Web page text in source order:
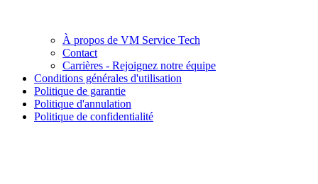
À propos de VM Service Tech
Contact
Carrières - Rejoignez notre équipe
Conditions générales d'utilisation
Politique de garantie
Politique d'annulation
Politique de confidentialité